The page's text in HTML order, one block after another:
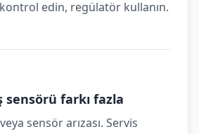
edin, regülatör kullanın.
sensörü farkı fazla
sensör arızası. Servis